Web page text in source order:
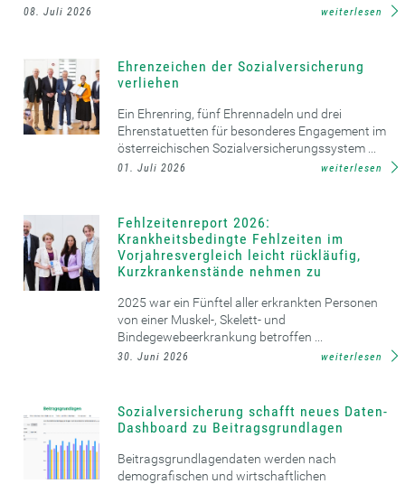
08. Juli 2026 weiterlesen
Ehrenzeichen der Sozialversicherung
verliehen
Ein Ehrenring, fünf Ehrennadeln und drei
Ehrenstatuetten für besonderes Engagement im
österreichischen Sozialversicherungssystem ...
01. Juli 2026 weiterlesen
Fehlzeitenreport 2026:
Krankheitsbedingte Fehlzeiten im
Vorjahresvergleich leicht rückläufig,
Kurzkrankenstände nehmen zu
2025 war ein Fünftel aller erkrankten Personen
von einer Muskel-, Skelett- und
Bindegewebeerkrankung betroffen ...
30. Juni 2026 weiterlesen
Sozialversicherung schafft neues Daten-
Dashboard zu Beitragsgrundlagen
Beitragsgrundlagendaten werden nach
demografischen und wirtschaftlichen